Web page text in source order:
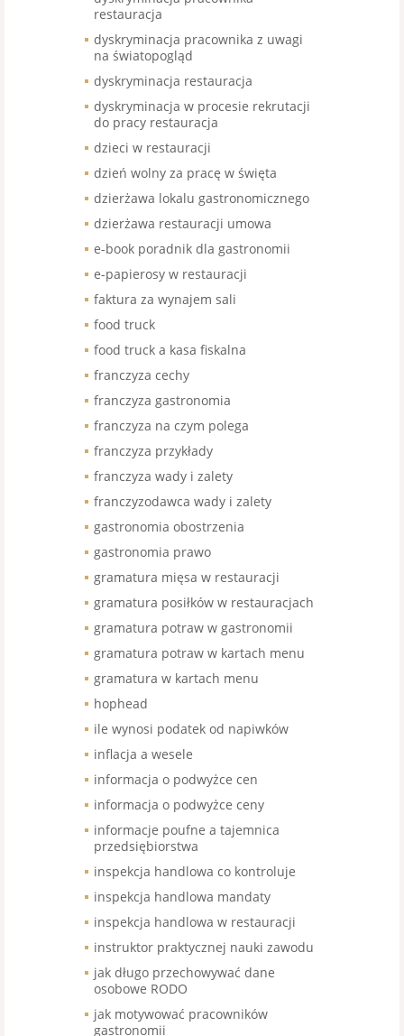
restauracja
dyskryminacja pracownika z uwagi
na światopogląd
dyskryminacja restauracja
dyskryminacja w procesie rekrutacji
do pracy restauracja
dzieci w restauracji
dzień wolny za pracę w święta
dzierżawa lokalu gastronomicznego
dzierżawa restauracji umowa
e-book poradnik dla gastronomii
e-papierosy w restauracji
faktura za wynajem sali
food truck
food truck a kasa fiskalna
franczyza cechy
franczyza gastronomia
franczyza na czym polega
franczyza przykłady
franczyza wady i zalety
franczyzodawca wady i zalety
gastronomia obostrzenia
gastronomia prawo
gramatura mięsa w restauracji
gramatura posiłków w restauracjach
gramatura potraw w gastronomii
gramatura potraw w kartach menu
gramatura w kartach menu
hophead
ile wynosi podatek od napiwków
inflacja a wesele
informacja o podwyżce cen
informacja o podwyżce ceny
informacje poufne a tajemnica
przedsiębiorstwa
inspekcja handlowa co kontroluje
inspekcja handlowa mandaty
inspekcja handlowa w restauracji
instruktor praktycznej nauki zawodu
jak długo przechowywać dane
osobowe RODO
jak motywować pracowników
gastronomii